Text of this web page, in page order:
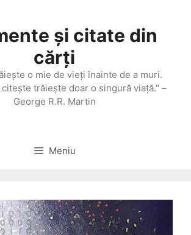
și citate din
cărți
o mie de vieţi înainte de a muri.
trăieşte doar o singură viaţă." –
George R.R. Martin
Meniu